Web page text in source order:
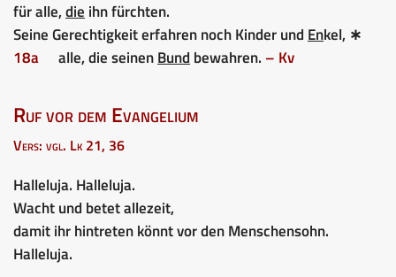
für alle,die ihn fürchten.
Seine Gerechtigkeit erfahren noch Kinder und Enkel, ∗
18a
alle, die seinenBund bewahren. – Kv
Ruf vor dem Evangelium
Vers: vgl. Lk 21, 36
Halleluja. Halleluja.
Wacht und betet allezeit,
damit ihr hintreten könnt vor den Menschensohn.
Halleluja.